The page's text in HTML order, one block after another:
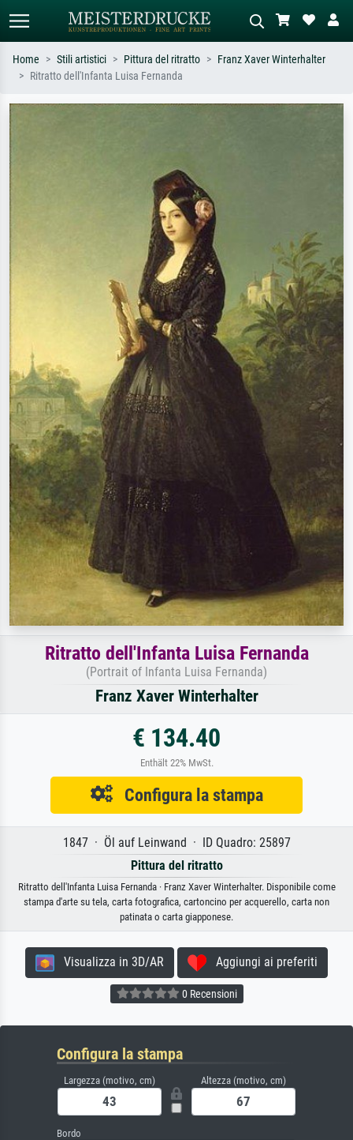
Home Stili artistici Pittura del ritratto
Franz Xaver Winterhalter
Ritratto dell'Infanta Luisa Fernanda
Ritratto dell'Infanta Luisa Fernanda
(Portrait of Infanta Luisa Fernanda)
Franz Xaver Winterhalter
€ 134.40
Enthält 22% MwSt.
Configura la stampa
1847 · Öl auf Leinwand · ID Quadro: 25897
Pittura del ritratto
Ritratto dell'Infanta Luisa Fernanda · Franz Xaver Winterhalter. Disponibile come
stampa d'arte su tela, carta fotografica, cartoncino per acquerello, carta non
patinata o carta giapponese.
Visualizza in 3D/AR Aggiungi ai preferiti
0 Recensioni
Configura la stampa
Largezza (motivo, cm) Altezza (motivo, cm)
Bordo